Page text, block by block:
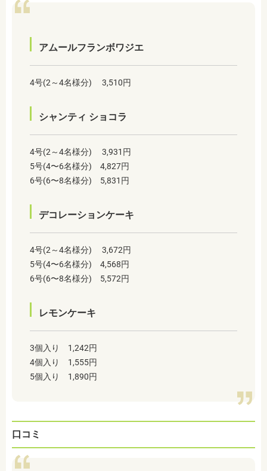
アムールフランボワジエ
4号(2～4名様分) 3,510円
シャンティ ショコラ
4号(2～4名様分) 3,931円
5号(4〜6名様分) 4,827円
6号(6〜8名様分) 5,831円
デコレーションケーキ
4号(2～4名様分) 3,672円
5号(4〜6名様分) 4,568円
6号(6〜8名様分) 5,572円
レモンケーキ
3個入り 1,242円
4個入り 1,555円
5個入り 1,890円
口コミ